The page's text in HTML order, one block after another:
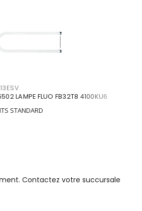
LAMPE FLUO FB32T8 4100KU6
STANDARD
Contactez votre succursale